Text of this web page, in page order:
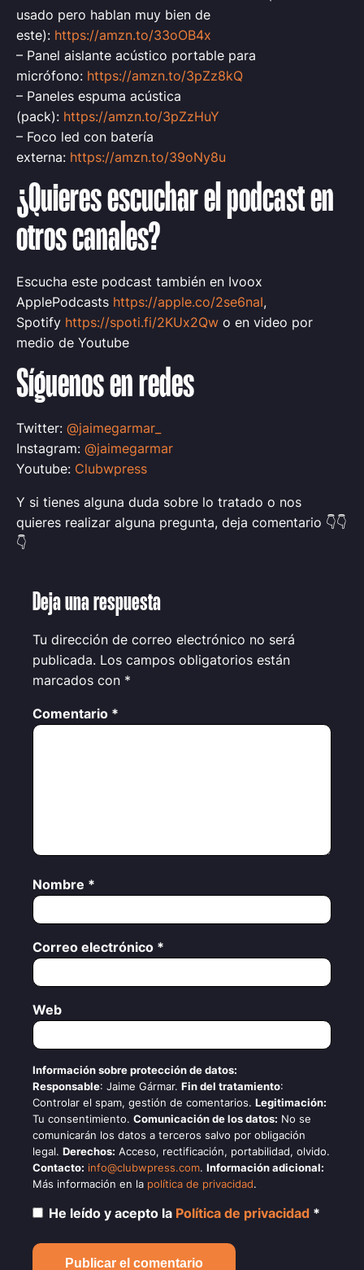
usado pero hablan muy bien de
este): https://amzn.to/33oOB4x
– Panel aislante acústico portable para
micrófono: https://amzn.to/3pZz8kQ
– Paneles espuma acústica
(pack): https://amzn.to/3pZzHuY
– Foco led con batería
externa: https://amzn.to/39oNy8u
¿Quieres escuchar el podcast en
otros canales?
Escucha este podcast también en Ivoox
ApplePodcasts https://apple.co/2se6naI,
Spotify https://spoti.fi/2KUx2Qw o en video por
medio de Youtube
Síguenos en redes
Twitter: @jaimegarmar_
Instagram: @jaimegarmar
Youtube: Clubwpress
Y si tienes alguna duda sobre lo tratado o nos
quieres realizar alguna pregunta, deja comentario 👇👇
👇
Deja una respuesta
Tu dirección de correo electrónico no será
publicada. Los campos obligatorios están
marcados con *
Comentario *
Nombre *
Correo electrónico *
Web
Información sobre protección de datos:
Responsable: Jaime Gármar. Fin del tratamiento:
Controlar el spam, gestión de comentarios. Legitimación:
Tu consentimiento. Comunicación de los datos: No se
comunicarán los datos a terceros salvo por obligación
legal. Derechos: Acceso, rectificación, portabilidad, olvido.
Contacto: info@clubwpress.com. Información adicional:
Más información en la política de privacidad.
He leído y acepto la Política de privacidad *